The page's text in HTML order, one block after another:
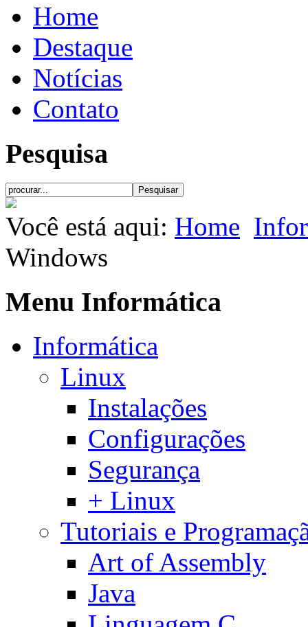
Home
Destaque
Notícias
Contato
Pesquisa
Você está aqui: Home
Windows
Menu Informática
Informática
Linux
Instalações
Configurações
Segurança
+ Linux
Tutoriais e
Art of Assembly
Java